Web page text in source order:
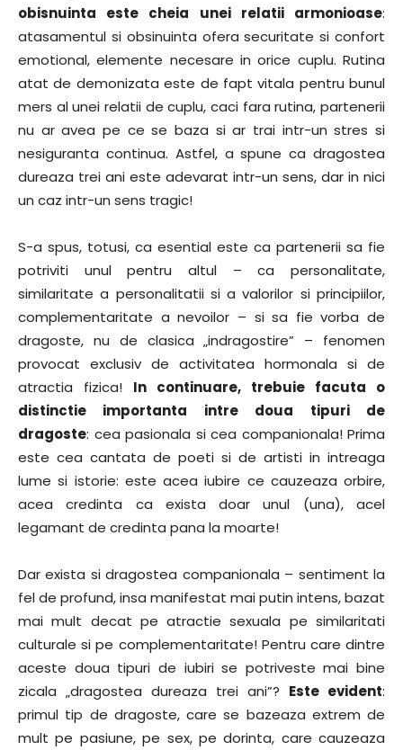
obisnuinta este cheia unei relatii armonioase:
atasamentul si obsinuinta ofera securitate si confort
emotional, elemente necesare in orice cuplu. Rutina
atat de demonizata este de fapt vitala pentru bunul
mers al unei relatii de cuplu, caci fara rutina, partenerii
nu ar avea pe ce se baza si ar trai intr-un stres si
nesiguranta continua. Astfel, a spune ca dragostea
dureaza trei ani este adevarat intr-un sens, dar in nici
un caz intr-un sens tragic!
S-a spus, totusi, ca esential este ca partenerii sa fie
potriviti unul pentru altul – ca personalitate,
similaritate a personalitatii si a valorilor si principiilor,
complementaritate a nevoilor – si sa fie vorba de
dragoste, nu de clasica „indragostire” – fenomen
provocat exclusiv de activitatea hormonala si de
atractia fizica! In continuare, trebuie facuta o
distinctie importanta intre doua tipuri de
dragoste: cea pasionala si cea companionala! Prima
este cea cantata de poeti si de artisti in intreaga
lume si istorie: este acea iubire ce cauzeaza orbire,
acea credinta ca exista doar unul (una), acel
legamant de credinta pana la moarte!
Dar exista si dragostea companionala – sentiment la
fel de profund, insa manifestat mai putin intens, bazat
mai mult decat pe atractie sexuala pe similaritati
culturale si pe complementaritate! Pentru care dintre
aceste doua tipuri de iubiri se potriveste mai bine
zicala „dragostea dureaza trei ani”? Este evident:
primul tip de dragoste, care se bazeaza extrem de
mult pe pasiune, pe sex, pe dorinta, care cauzeaza